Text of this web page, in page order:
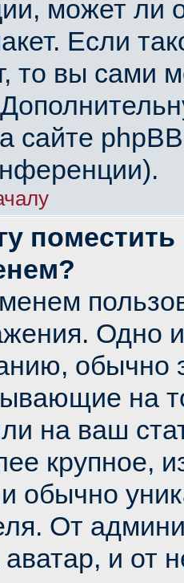
может ли
Если
то вы сами
сайте
Одно
обычно
на
на ваш
крупное,
обычно
От
и от